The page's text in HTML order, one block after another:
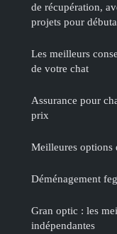
de récupération,
projets pour
Les meilleurs
de votre chat
Assurance pour
prix
Meilleures options
Déménagement
Gran optic : les
indépendantes